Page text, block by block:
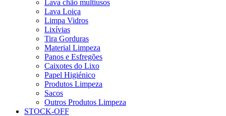
Lava chão multiusos
Lava Loiça
Limpa Vidros
Lixívias
Tira Gorduras
Material Limpeza
Panos e Esfregões
Caixotes do Lixo
Papel Higiénico
Produtos Limpeza
Sacos
Outros Produtos Limpeza
STOCK-OFF